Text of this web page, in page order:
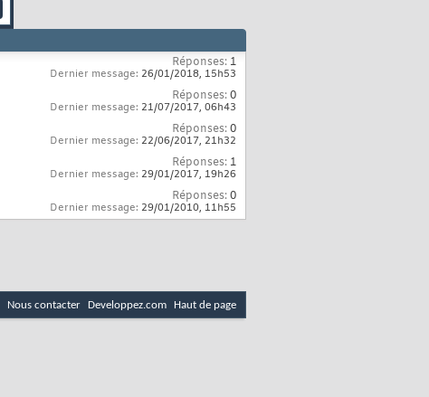
Réponses: 1
Dernier message: 26/01/2018, 15h53
Réponses:0
Dernier message: 21/07/2017, 06h43
Réponses:0
Dernier message: 22/06/2017, 21h32
Réponses: 1
Dernier message: 29/01/2017, 19h26
Réponses:0
Dernier message: 29/01/2010, 11h55
Nous contacter Developpez.com Haut de page